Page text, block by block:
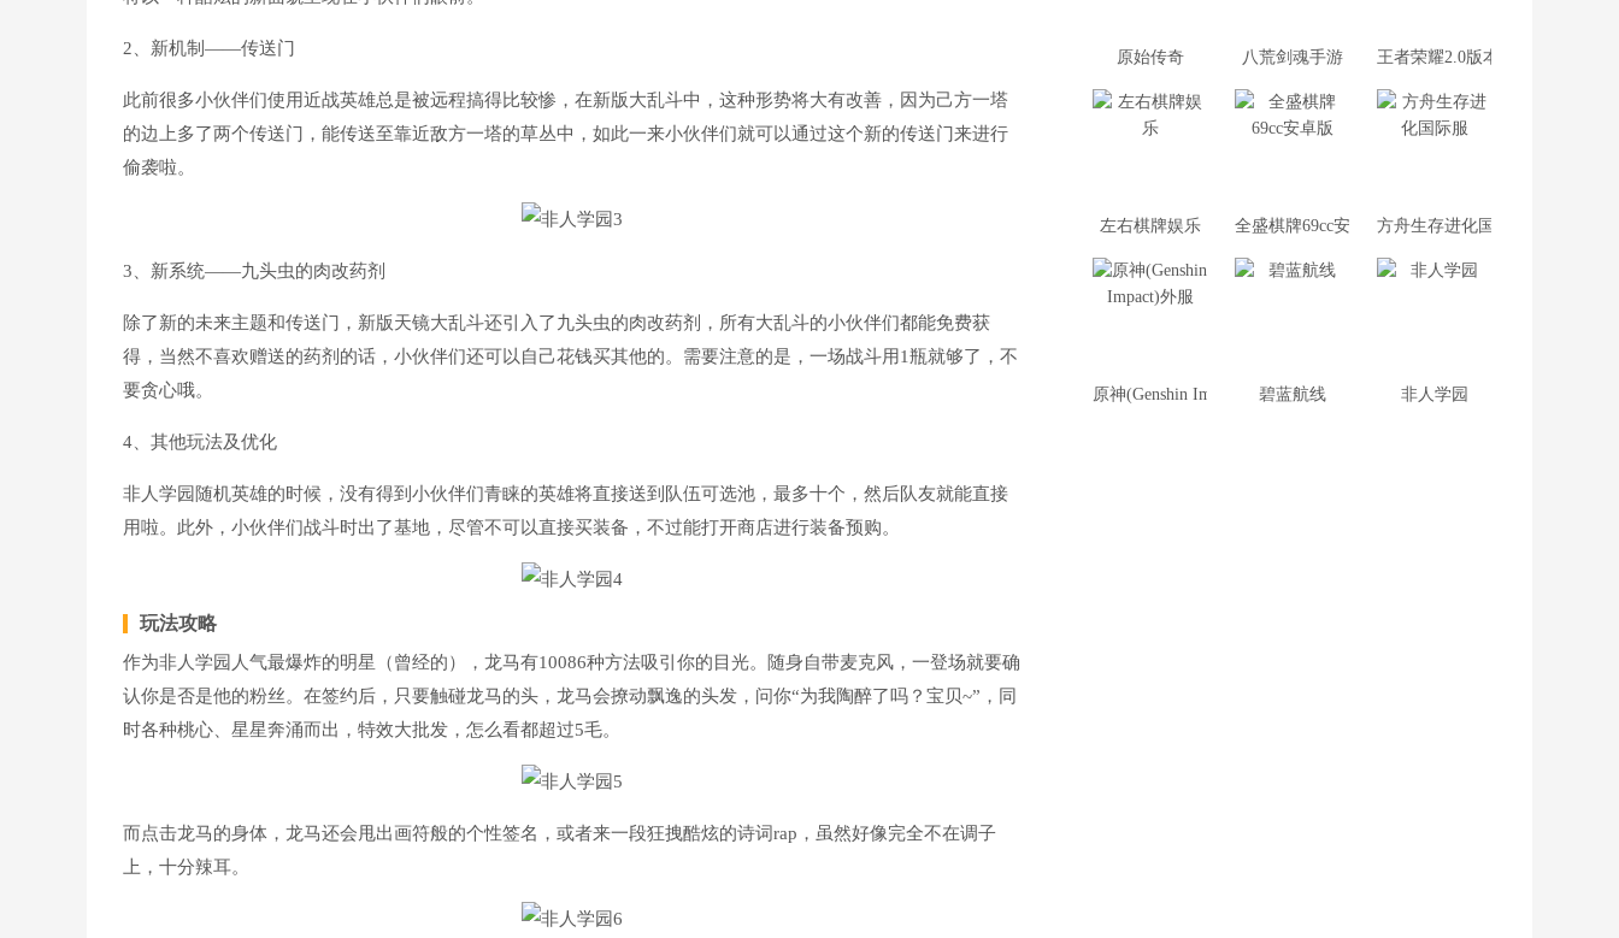
2、新机制——传送门
此前很多小伙伴们使用近战英雄总是被远程搞得比较惨，在新版大乱斗中，这种形势将大有改善，因为己方一塔
的边上多了两个传送门，能传送至靠近敌方一塔的草丛中，如此一来小伙伴们就可以通过这个新的传送门来进行
偷袭啦。
3、新系统——九头虫的肉改药剂
除了新的未来主题和传送门，新版天镜大乱斗还引入了九头虫的肉改药剂，所有大乱斗的小伙伴们都能免费获
得，当然不喜欢赠送的药剂的话，小伙伴们还可以自己花钱买其他的。需要注意的是，一场战斗用1瓶就够了，不
要贪心哦。
4、其他玩法及优化
非人学园随机英雄的时候，没有得到小伙伴们青睐的英雄将直接送到队伍可选池，最多十个，然后队友就能直接
用啦。此外，小伙伴们战斗时出了基地，尽管不可以直接买装备，不过能打开商店进行装备预购。
玩法攻略
作为非人学园人气最爆炸的明星（曾经的），龙马有10086种方法吸引你的目光。随身自带麦克风，一登场就要确
认你是否是他的粉丝。在签约后，只要触碰龙马的头，龙马会撩动飘逸的头发，问你“为我陶醉了吗？宝贝~”，同
时各种桃心、星星奔涌而出，特效大批发，怎么看都超过5毛。
而点击龙马的身体，龙马还会甩出画符般的个性签名，或者来一段狂拽酷炫的诗词rap，虽然好像完全不在调子
上，十分辣耳。
原始传奇 八荒剑魂手游 王者荣耀2.0版本
左右棋牌娱乐 全盛棋牌69cc安卓版方舟生存进化国际服
原神(Genshin Impact)外服碧蓝航线 非人学园